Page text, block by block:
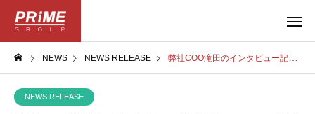
NEWS NEWS RELEASE 弊社COO滝田のインタビュー記事がACTIONメディアに掲載されました。
NEWS RELEASE